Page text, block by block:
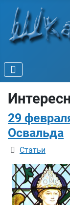
29
Освальда
Информация о
Статьи